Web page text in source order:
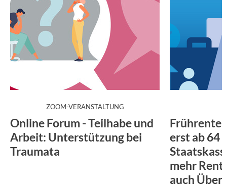
ZOOM-VERANSTALTUNG:
Online Forum - Teilhabe und
Arbeit: Unterstützung bei
Traumata
Frührente
erst ab 64
mehr
auch